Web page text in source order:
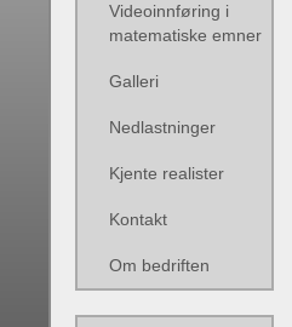
Videoinnføring i
matematiske emner
Galleri
Nedlastninger
Kjente realister
Kontakt
Om bedriften